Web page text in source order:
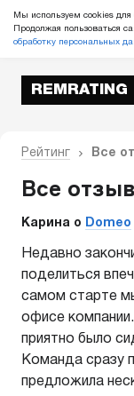
Мы используем cookies для
Продолжая пользоваться
обработку персональных
REMRATING
Рейтинг Все
Все
Карина o Domeo
Недавно
поделиться
самом старте
офисе
приятно было
Команда сразу
предложила